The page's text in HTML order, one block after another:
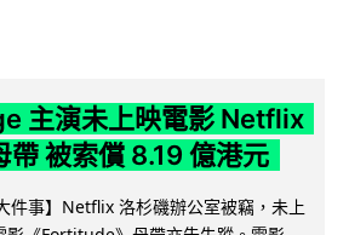
主演未上映電影 Netflix
帶 被索償 8.19 億港元
件事】Netflix 洛杉磯辦公室被竊，未上